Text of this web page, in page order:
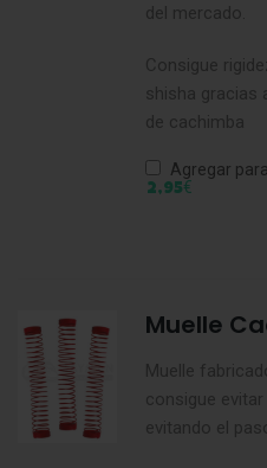
del mercado.
Consigue
shisha
de cachimba
Agregar para
2,95€
Muelle
Muelle
consigue
evitando el